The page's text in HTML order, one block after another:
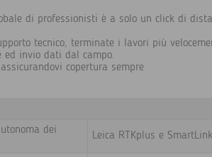
di professionisti è a solo un click di
tecnico, terminate i lavori più
ed invio dati dal campo.
copertura sempre
dei
Leica RTKplus e